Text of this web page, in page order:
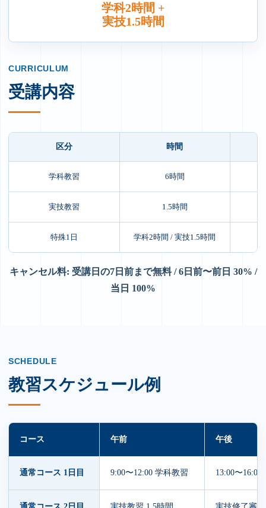
学科2時間 +
実技1.5時間
CURRICULUM
受講内容
区分 時間
学科教習 6時間
実技教習 1.5時間
特殊1日 学科2時間 / 実技1.5時間
キャンセル料: 受講日の7日前まで無料 / 6日前〜前日 30% /
当日 100%
SCHEDULE
教習スケジュール例
コース 午前 午後
通常コース 1日目 9:00〜12:00 学科教習 13:00〜16:00